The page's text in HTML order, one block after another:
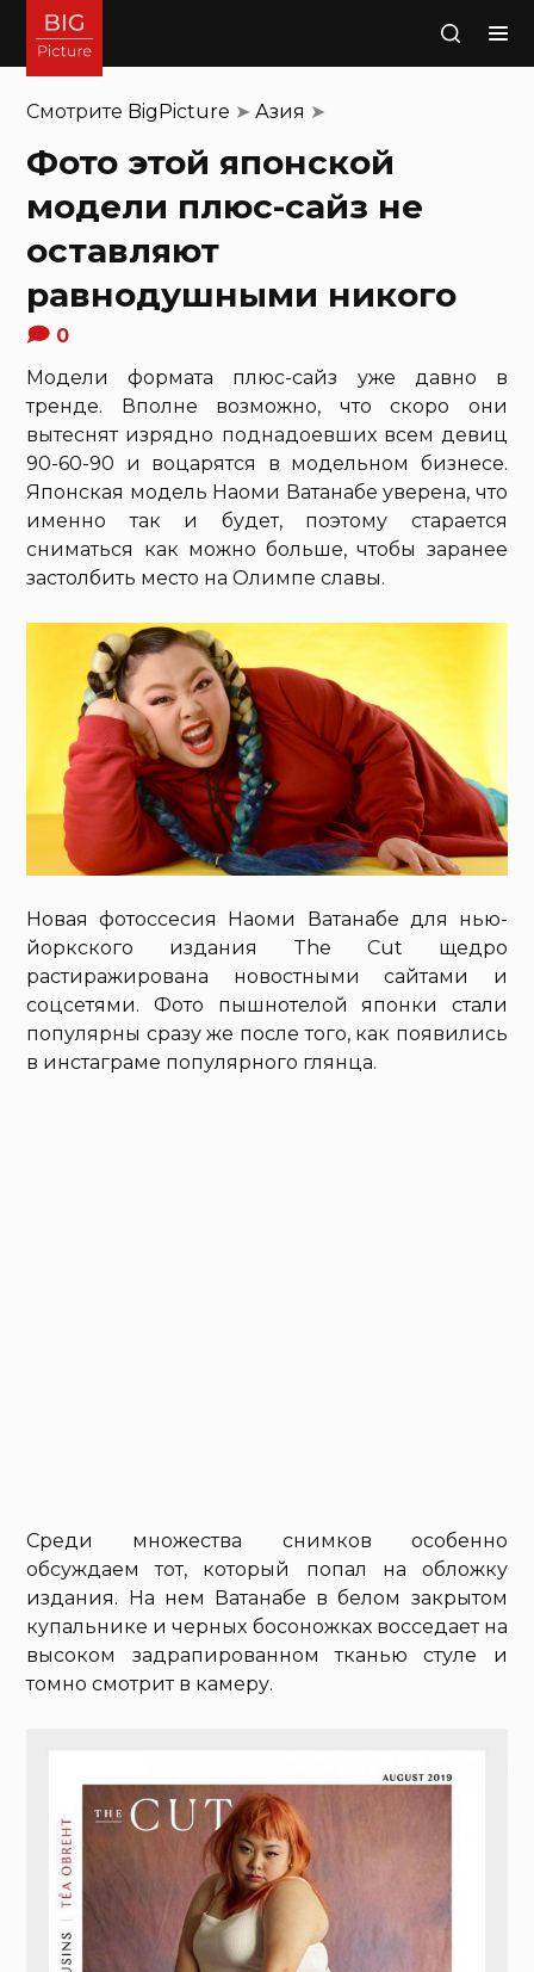
Поиск
Смотрите BigPicture ➤Азия ➤
Фото этой японской
модели плюс-сайз не
оставляют
равнодушными никого
0
Модели формата плюс-сайз уже давно в
тренде. Вполне возможно, что скоро они
вытеснят изрядно поднадоевших всем девиц
90-60-90 и воцарятся в модельном бизнесе.
Японская модель Наоми Ватанабе уверена, что
именно так и будет, поэтому старается
сниматься как можно больше, чтобы заранее
застолбить место на Олимпе славы.
Новая фотоссесия Наоми Ватанабе для нью-
йоркского издания The Cut щедро
растиражирована новостными сайтами и
соцсетями. Фото пышнотелой японки стали
популярны сразу же после того, как появились
в инстаграме популярного глянца.
Среди множества снимков особенно
обсуждаем тот, который попал на обложку
издания. На нем Ватанабе в белом закрытом
купальнике и черных босоножках восседает на
высоком задрапированном тканью стуле и
томно смотрит в камеру.